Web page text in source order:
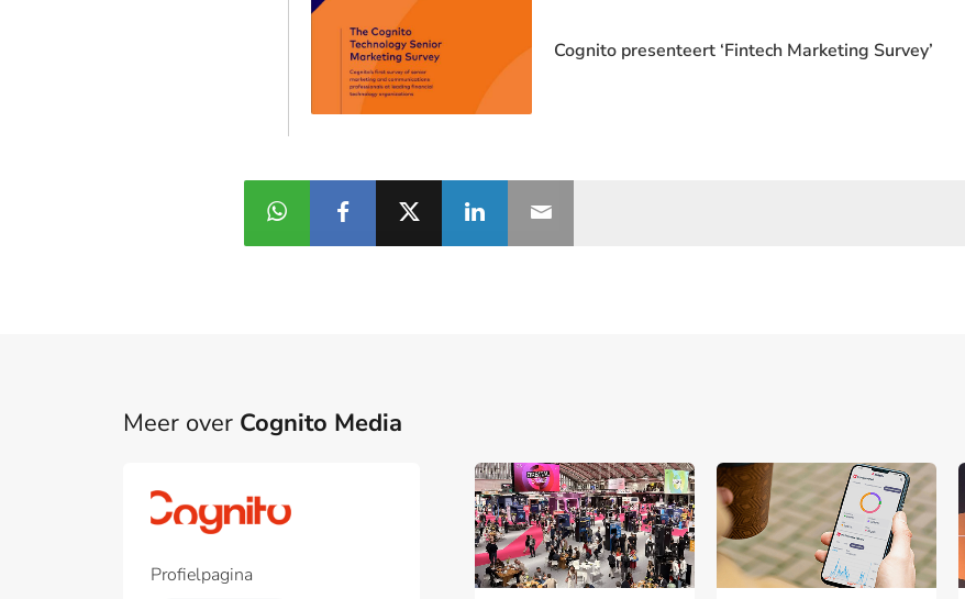
Cognito presenteert ‘Fintech Marketing Survey’
Meer over Cognito Media
Profielpagina